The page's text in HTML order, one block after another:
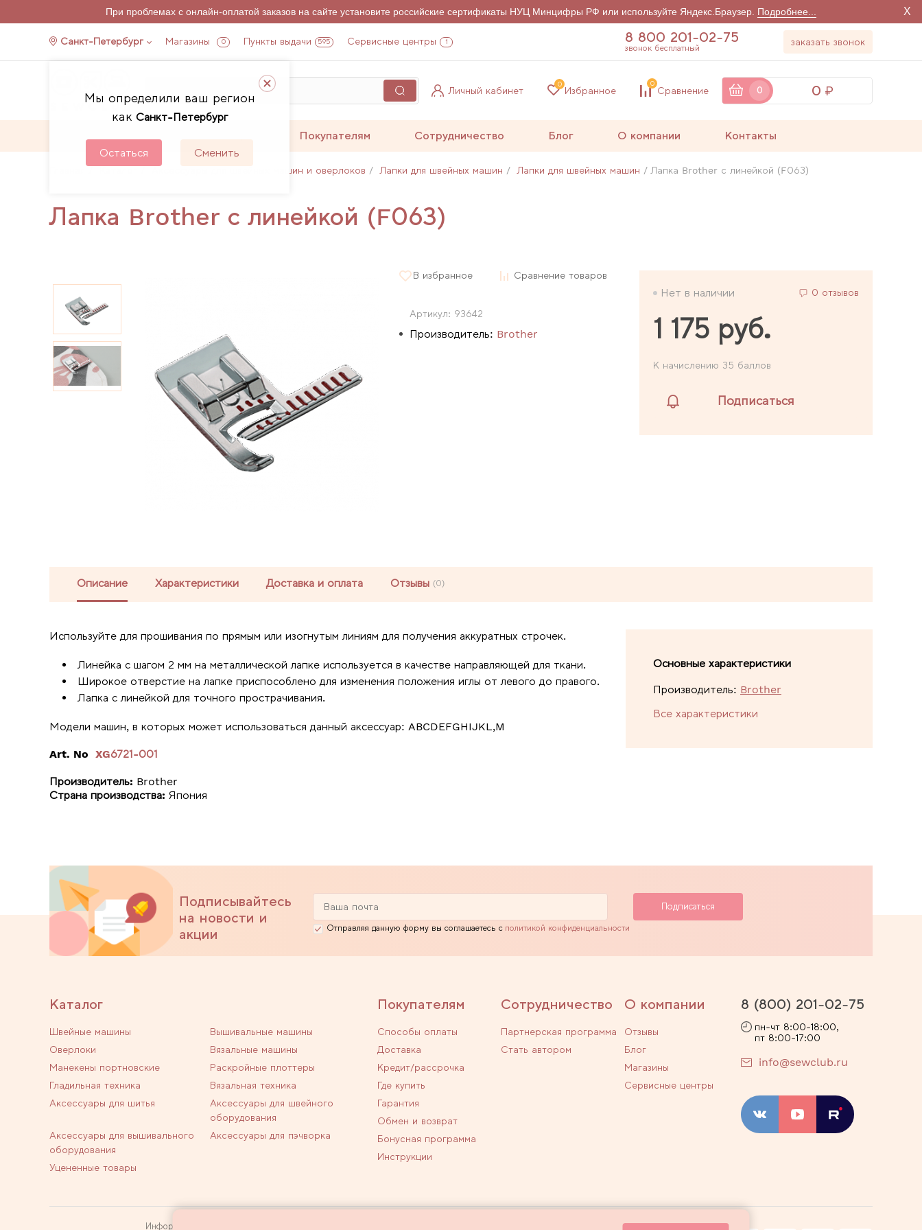
При проблемах с онлайн-оплатой заказов на сайте установите российские сертификаты НУЦ Минцифры РФ или используйте Яндекс.Браузер. Подробнее... X
Санкт-Петербург Магазины 0 Пункты выдачи 595 Сервисные центры 1
Мы определили ваш регион
как Санкт-Петербург
Остаться Сменить
8 800 201-02-75
звонок бесплатный
заказать звонок
Личный кабинет Избранное
0
Сравнение
0
0 0
Покупателям Сотрудничество Блог О компании Контакты
Каталог Аксессуары для швейных машин и оверлоков Лапки для швейных машин Лапки для швейных машин Лапка Brother с линейкой (F063)
Лапка Brother с линейкой (F063)
В избранное Сравнение товаров
Артикул: 93642
Производитель: Brother
Нет в наличии 0 отзывов
1 175 руб.
К начислению 35 баллов
Подписаться
Описание Характеристики Доставка и оплата Отзывы (0)
Используйте для прошивания по прямым или изогнутым линиям для получения аккуратных строчек.
Линейка с шагом 2 мм на металлической лапке используется в качестве направляющей для ткани.
Широкое отверстие на лапке приспособлено для изменения положения иглы от левого до правого.
Лапка с линейкой для точного прострачивания.
Модели машин, в которых может использоваться данный аксессуар: ABCDEFGHIJKL,M
Art. No XG6721-001
Производитель: Brother
Страна производства: Япония
Основные характеристики
Производитель: Brother
Все характеристики
Подписывайтесь
на новости и
акции
Отправляя данную форму вы соглашаетесь с политикой конфиденциальности
Каталог
Швейные машины
Вышивальные машины
Оверлоки
Вязальные машины
Манекены портновские
Раскройные плоттеры
Гладильная техника
Вязальная техника
Аксессуары для шитья
Аксессуары для швейного
оборудования
Аксессуары для вышивального
оборудования
Аксессуары для пэчворка
Уцененные товары
Покупателям
Способы оплаты
Доставка
Кредит/рассрочка
Где купить
Гарантия
Обмен и возврат
Бонусная программа
Инструкции
Сотрудничество
Партнерская программа
Стать автором
О компании
Отзывы
Блог
Магазины
Сервисные центры
8 (800) 201-02-75
пн-чт 8:00-18:00,
пт 8:00-17:00
info@sewclub.ru
Информация на сайте не является публичной офертой. Политика конфиденциальности Договор оферты